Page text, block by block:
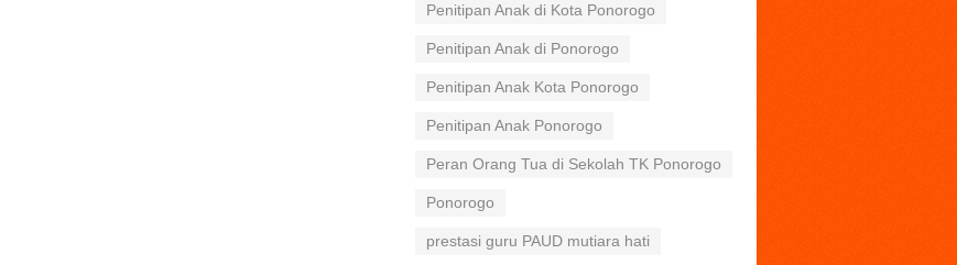
Penitipan Anak di Kota Ponorogo
Penitipan Anak di Ponorogo
Penitipan Anak Kota Ponorogo
Penitipan Anak Ponorogo
Peran Orang Tua di Sekolah TK Ponorogo
Ponorogo
prestasi guru PAUD mutiara hati